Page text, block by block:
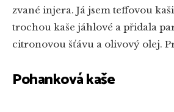
zvané injera. Já jsem teffovou
trochou kaše jáhlové a přidala
citronovou šťávu a olivový olej.
Pohanková kaše